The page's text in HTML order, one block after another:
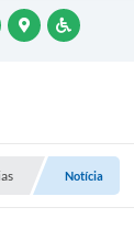
Notícia